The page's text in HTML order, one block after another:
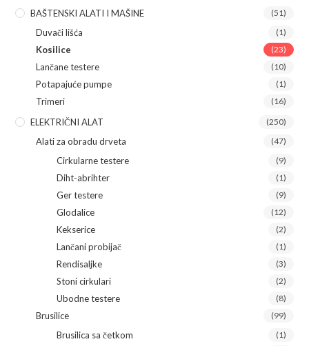
BAŠTENSKI ALATI I MAŠINE (51)
Duvači lišća (1)
Kosilice (23)
Lančane testere (10)
Potapajuće pumpe (1)
Trimeri (16)
ELEKTRIČNI ALAT (250)
Alati za obradu drveta (47)
Cirkularne testere (9)
Diht-abrihter (1)
Ger testere (9)
Glodalice (12)
Kekserice (2)
Lančani probijač (1)
Rendisaljke (3)
Stoni cirkulari (2)
Ubodne testere (8)
Brusilice (99)
Brusilica sa četkom (1)